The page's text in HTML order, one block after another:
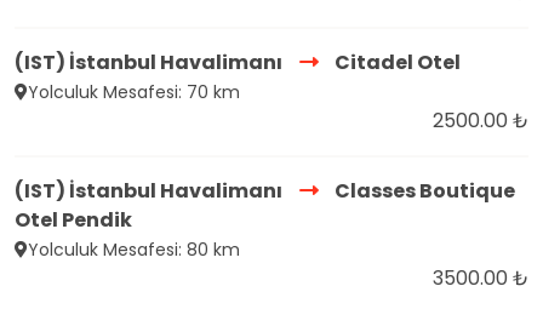
(IST) İstanbul Havalimanı Citadel Otel
Yolculuk Mesafesi: 70 km
2500.00 ₺
(IST) İstanbul Havalimanı
Classes Boutique
Otel Pendik
Yolculuk Mesafesi: 80 km
3500.00 ₺